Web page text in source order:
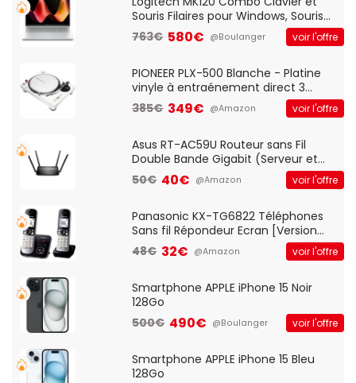
Souris Filaires pour Windows, Souris
Optique Filaire, Connexion USB Plug
And Play, Confortable, Taille
QWERTY UK - Noir
763€ 580€ @Boulanger voir l'offre
PIONEER PLX-500 Blanche - Platine
vinyle à entraénement direct 3
vitesses (33-45-78 trs/min) avec
pre-ampli intégré et port USB
385€ 349€ @Amazon voir l'offre
Asus RT-AC59U Routeur sans Fil
Double Bande Gigabit (Serveur et
Client VPN, Triple Vlan, Mode Point
d'accès et Bridge, contrôle Parental,
50€ 40€ @Amazon voir l'offre
Panasonic KX-TG6822 Téléphones
Sans fil Répondeur Ecran [Version
Française]
48€ 32€ @Amazon voir l'offre
Smartphone APPLE iPhone 15 Noir
128Go
500€ 490€ @Boulanger voir l'offre
Smartphone APPLE iPhone 15 Bleu
128Go